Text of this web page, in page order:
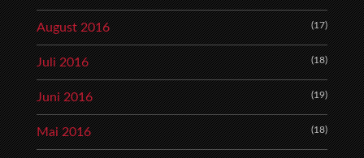
August 2016 (17)
Juli 2016 (18)
Juni 2016 (19)
Mai 2016 (18)